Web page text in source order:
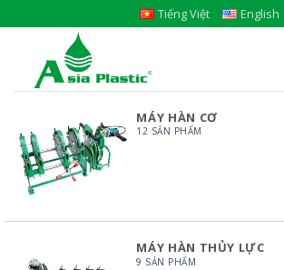
to
content
Tiếng Việt English
MÁY HÀN CƠ
12 SẢN PHẨM
MÁY HÀN THỦY LỰC
9 SẢN PHẨM